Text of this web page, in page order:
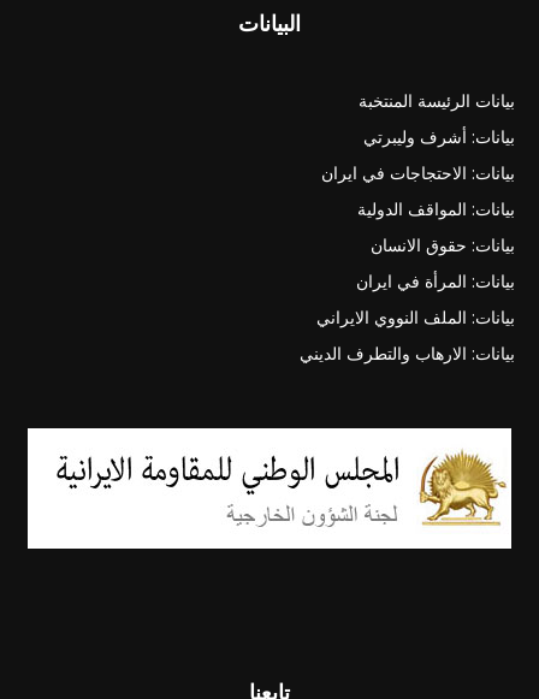
البيانات
بيانات الرئيسة المنتخبة
بيانات: أشرف وليبرتي
بيانات: الاحتجاجات في ايران
بيانات: المواقف الدولية
بيانات: حقوق الانسان
بيانات: المرأة في ايران
بيانات: الملف النووي الايراني
بيانات: الارهاب والتطرف الديني
تابعنا